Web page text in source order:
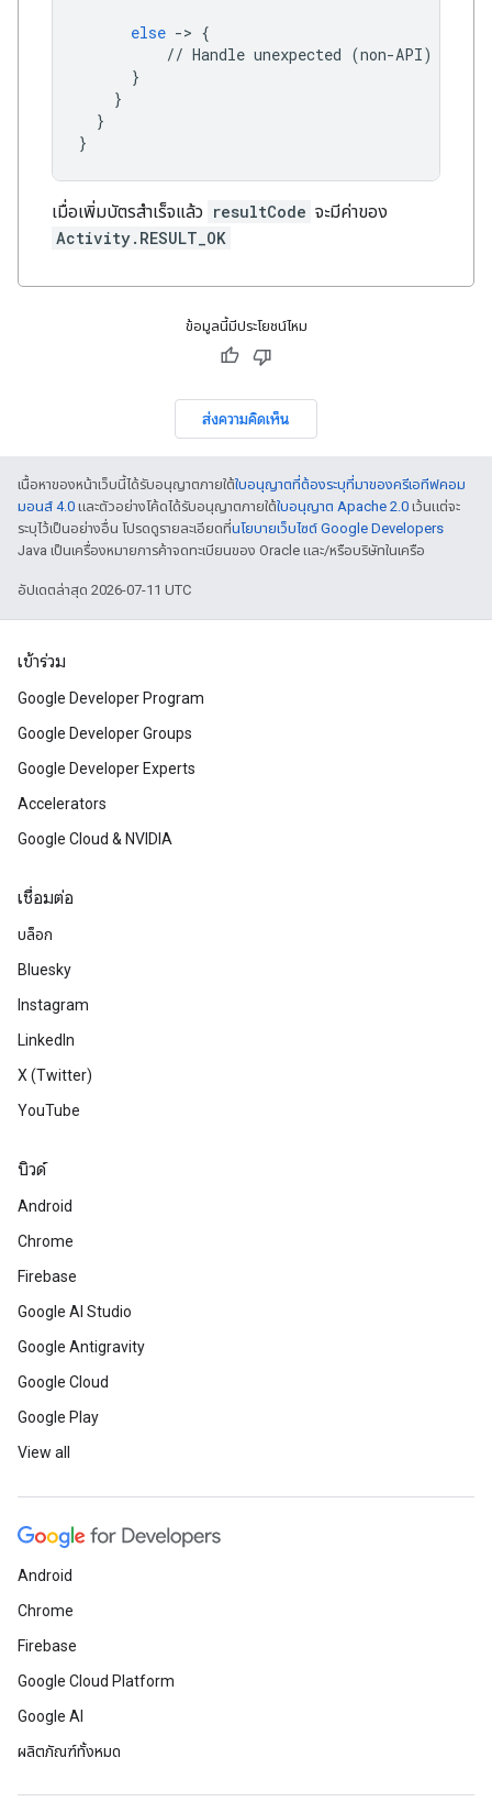
else -> {
// Handle unexpected (non-API)
}
}
}
}
เมื่อเพิ่มบัตรสำเร็จแล้ว resultCode จะมีค่าของ
Activity.RESULT_OK
ข้อมูลนี้มีประโยชน์ไหม
ส่งความคิดเห็น
เนื้อหาของหน้าเว็บนี้ได้รับอนุญาตภายใต้ใบอนุญาตที่ต้องระบุที่มาของครีเอทีฟคอม
มอนส์ 4.0 และตัวอย่างโค้ดได้รับอนุญาตภายใต้ใบอนุญาต Apache 2.0 เว้นแต่จะ
ระบุไว้เป็นอย่างอื่น โปรดดูรายละเอียดที่นโยบายเว็บไซต์ Google Developers
Java เป็นเครื่องหมายการค้าจดทะเบียนของ Oracle และ/หรือบริษัทในเครือ
อัปเดตล่าสุด 2026-07-11 UTC
เข้าร่วม
Google Developer Program
Google Developer Groups
Google Developer Experts
Accelerators
Google Cloud & NVIDIA
เชื่อมต่อ
บล็อก
Bluesky
Instagram
LinkedIn
X (Twitter)
YouTube
บิวด์
Android
Chrome
Firebase
Google AI Studio
Google Antigravity
Google Cloud
Google Play
View all
Android
Chrome
Firebase
Google Cloud Platform
Google AI
ผลิตภัณฑ์ทั้งหมด